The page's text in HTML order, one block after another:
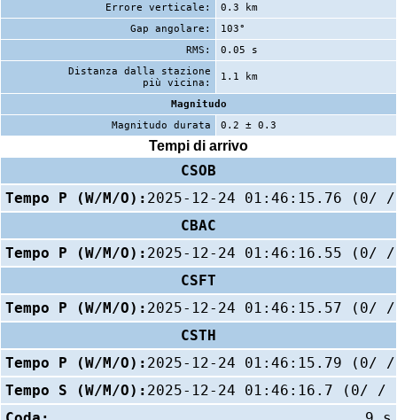
Errore verticale:
0.3 km
Gap angolare:
103°
RMS:
0.05 s
Distanza dalla stazione
più vicina:
1.1 km
Magnitudo
Magnitudo durata
0.2 ± 0.3
Tempi di arrivo
CSOB
Tempo P (W/M/O): 2025-12-24 01:46:15.76 (0/
CBAC
Tempo P (W/M/O): 2025-12-24 01:46:16.55 (0/
CSFT
Tempo P (W/M/O): 2025-12-24 01:46:15.57 (0/
CSTH
Tempo P (W/M/O): 2025-12-24 01:46:15.79 (0/
Tempo S (W/M/O): 2025-12-24 01:46:16.7 (0/ /